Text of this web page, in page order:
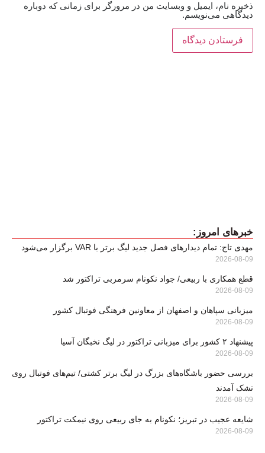
ذخیره نام، ایمیل و وبسایت من در مرورگر برای زمانی که دوباره
دیدگاهی می‌نویسم.
خبرهای امروز:
مهدی تاج: تمام دیدارهای فصل جدید لیگ برتر با VAR برگزار می‌شود
2026-08-09
قطع همکاری با ربیعی/ جواد نکونام سرمربی تراکتور شد
2026-08-09
میزبانی سپاهان و اصفهان از معاونین فرهنگی فوتبال کشور
2026-08-09
پیشنهاد ۲ کشور برای میزبانی تراکتور در لیگ نخبگان آسیا
2026-08-09
بررسی حضور باشگاه‌های بزرگ در لیگ برتر کشتی/ تیم‌های فوتبال روی
تشک آمدند
2026-08-09
شایعه عجیب در تبریز؛ نکونام به جای ربیعی روی نیمکت تراکتور
2026-08-09